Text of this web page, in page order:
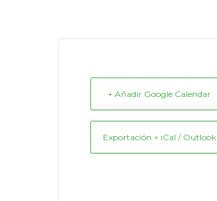
+ Añadir Google Calendar
Exportación + iCal / Outlook